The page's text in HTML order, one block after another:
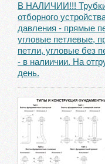
В НАЛИЧИИ!!!
отборного
давления - прямые
угловые петлевые,
петли, угловые без
- в налиичии. На
день.